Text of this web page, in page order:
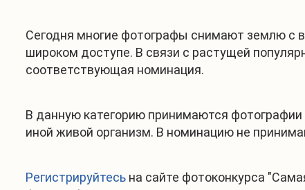
Сегодня многие фотографы снимают землю с
широком доступе. В связи с растущей
соответствующая номинация.
В данную категорию принимаются
иной живой организм. В номинацию не
Регистрируйтесь на сайте фотоконкурса